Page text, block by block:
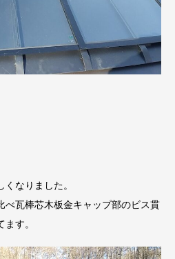
なりました。
べ瓦棒芯木板金キャップ部のビス貫
す。